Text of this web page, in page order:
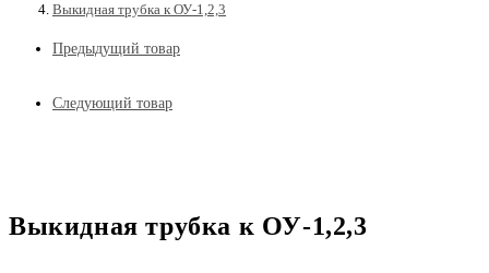
Выкидная трубка к ОУ-1,2,3
Предыдущий товар
Следующий товар
Выкидная трубка к ОУ-1,2,3